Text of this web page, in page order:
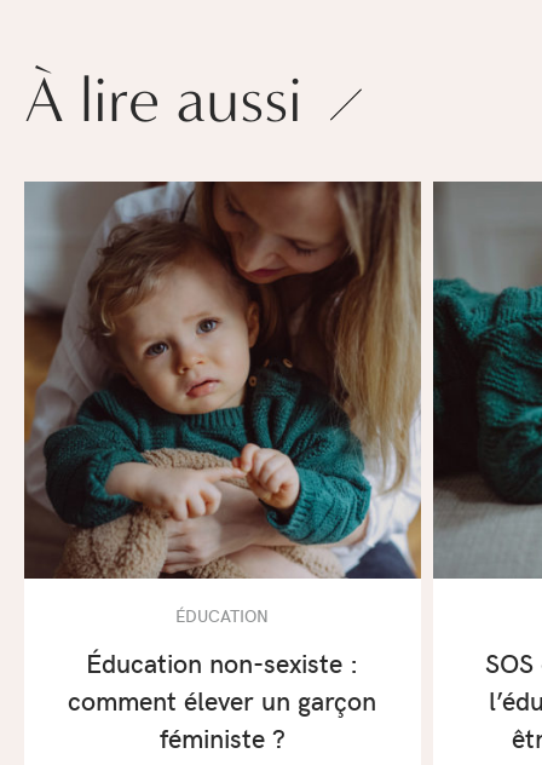
À lire aussi
ÉDUCATION
Éducation non-sexiste :
comment élever un garçon
féministe ?